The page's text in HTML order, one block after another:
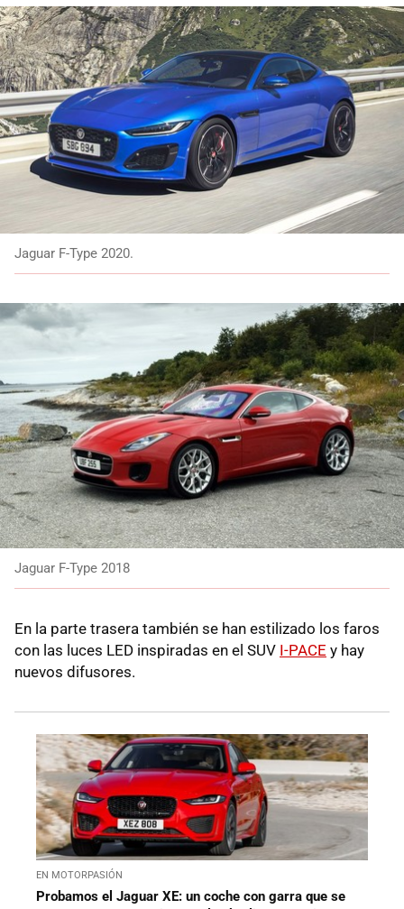
Jaguar F-Type 2020.
Jaguar F-Type 2018
En la parte trasera también se han estilizado los faros
con las luces LED inspiradas en el SUV I-PACE y hay
nuevos difusores.
EN MOTORPASIÓN
Probamos el Jaguar XE: un coche con garra que se